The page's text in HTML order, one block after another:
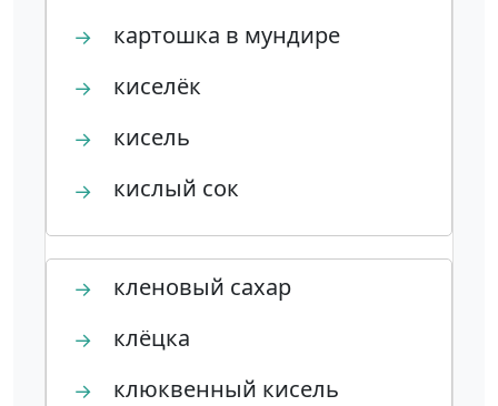
→ картошка в мундире
→ киселёк
→ кисель
→ кислый сок
→ кленовый сахар
→ клёцка
→ клюквенный кисель